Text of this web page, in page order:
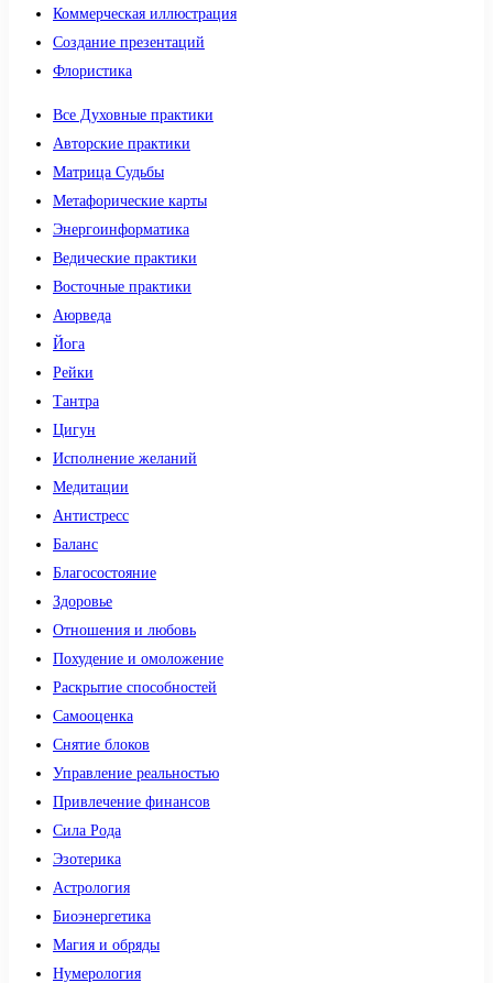
Коммерческая иллюстрация
Создание презентаций
Флористика
Все Духовные практики
Авторские практики
Матрица Судьбы
Метафорические карты
Энергоинформатика
Ведические практики
Восточные практики
Аюрведа
Йога
Рейки
Тантра
Цигун
Исполнение желаний
Медитации
Антистресс
Баланс
Благосостояние
Здоровье
Отношения и любовь
Похудение и омоложение
Раскрытие способностей
Самооценка
Снятие блоков
Управление реальностью
Привлечение финансов
Сила Рода
Эзотерика
Астрология
Биоэнергетика
Магия и обряды
Нумерология